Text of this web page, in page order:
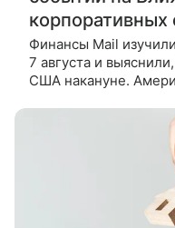
корпоративных
Финансы Mail
7 августа и
США накануне.